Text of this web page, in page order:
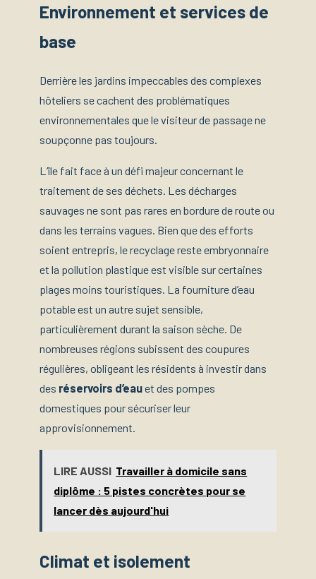
Environnement et services de
base
Derrière les jardins impeccables des complexes
hôteliers se cachent des problématiques
environnementales que le visiteur de passage ne
soupçonne pas toujours.
L’île fait face à un défi majeur concernant le
traitement de ses déchets. Les décharges
sauvages ne sont pas rares en bordure de route ou
dans les terrains vagues. Bien que des efforts
soient entrepris, le recyclage reste embryonnaire
et la pollution plastique est visible sur certaines
plages moins touristiques. La fourniture d’eau
potable est un autre sujet sensible,
particulièrement durant la saison sèche. De
nombreuses régions subissent des coupures
régulières, obligeant les résidents à investir dans
des réservoirs d’eauet des pompes
domestiques pour sécuriser leur
approvisionnement.
LIRE AUSSI Travailler à domicile sans
diplôme : 5 pistes concrètes pour se
lancer dès aujourd'hui
Climat et isolement